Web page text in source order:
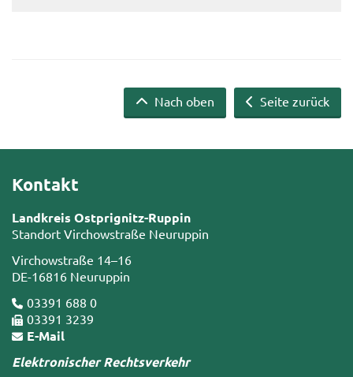
Seite zurück
Nach oben
Kontakt
Landkreis Ostprignitz-Ruppin
Standort Virchowstraße Neuruppin
Virchowstraße 14–16
DE-16816 Neuruppin
03391 688 0
03391 3239
E-Mail
Elektronischer Rechtsverkehr